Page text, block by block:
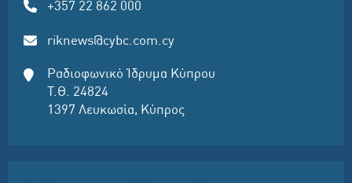
+357 22 862 000
riknews@cybc.com.cy
Ραδιοφωνικό Ίδρυμα Κύπρου
Τ.Θ. 24824
1397 Λευκωσία, Κύπρος